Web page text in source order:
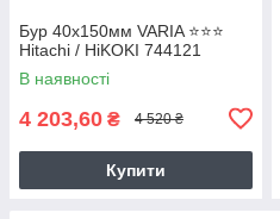
Бур 40х150мм VARIA ⭐️⭐️⭐️
Hitachi / HiKOKI 744121
В наявності
4 203,60 ₴ 4 520 ₴
Купити